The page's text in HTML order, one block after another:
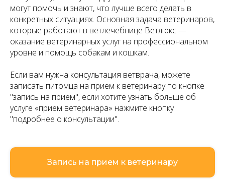
могут помочь и знают, что лучше всего делать в
конкретных ситуациях. Основная задача ветеринаров,
которые работают в ветлечебнице Ветлюкс —
оказание ветеринарных услуг на профессиональном
уровне и помощь собакам и кошкам.
Если вам нужна консультация ветврача, можете
записать питомца на прием к ветеринару по кнопке
"запись на прием", если хотите узнать больше об
услуге «прием ветеринара» нажмите кнопку
"подробнее о консультации".
Запись на прием к ветеринару